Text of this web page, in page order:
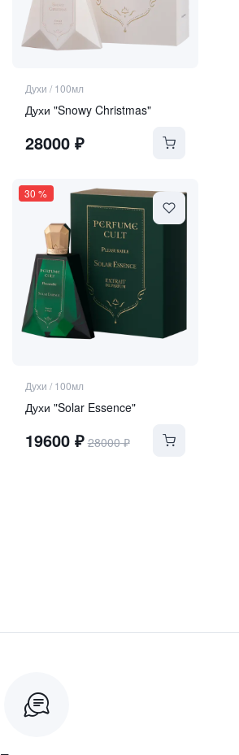
Духи / 100мл
Духи "Snowy Christmas"
28000₽
30 %
Духи / 100мл
Духи "Solar Essence"
19600₽ 28000₽